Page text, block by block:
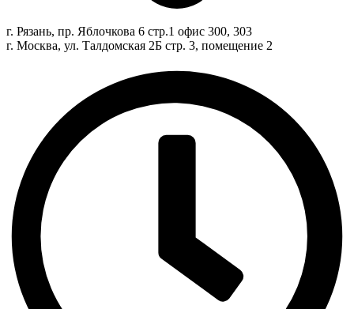
г. Рязань, пр. Яблочкова 6 стр.1 офис 300, 303
г. Москва, ул. Талдомская 2Б стр. 3, помещение 2